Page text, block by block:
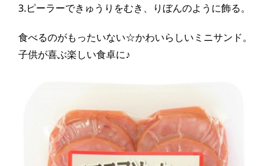
3.ピーラーできゅうりをむき、りぼんのように飾る。
食べるのがもったいない☆かわいらしいミニサンド。
子供が喜ぶ楽しい食卓に♪